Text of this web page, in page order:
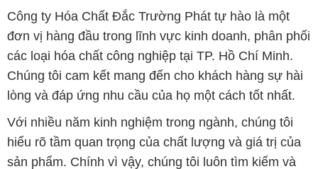
lòng và đáp ứng nhu cầu của họ một cách tốt nhất.
Với nhiều năm kinh nghiệm trong ngành, chúng tôi
hiểu rõ tầm quan trọng của chất lượng và giá trị của
sản phẩm. Chính vì vậy, chúng tôi luôn tìm kiếm và
cung cấp những sản phẩm hóa chất chất lượng cao
và giá thành hợp lý, đảm bảo mang lại lợi ích lớn
nhất cho khách hàng.
Chúng tôi coi trọng uy tín trong kinh doanh và luôn